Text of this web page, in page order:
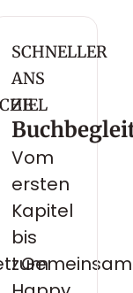
Gemeinsam
SCHNELLER
ANS
ZIEL
Vom
ersten
Kapitel
bis
zum